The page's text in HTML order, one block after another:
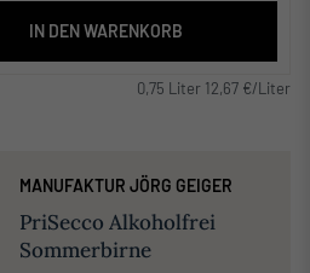
IN DEN WARENKORB
0,75 Liter 12,67 €/Liter
MANUFAKTUR JÖRG GEIGER
PriSecco Alkoholfrei
Sommerbirne